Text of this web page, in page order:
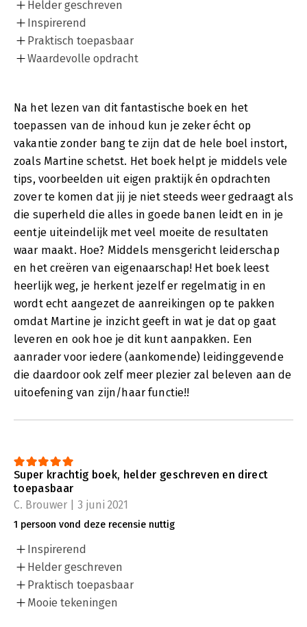
Helder geschreven
Inspirerend
Praktisch toepasbaar
Waardevolle opdracht
Na het lezen van dit fantastische boek en het
toepassen van de inhoud kun je zeker écht op
vakantie zonder bang te zijn dat de hele boel instort,
zoals Martine schetst. Het boek helpt je middels vele
tips, voorbeelden uit eigen praktijk én opdrachten
zover te komen dat jij je niet steeds weer gedraagt als
die superheld die alles in goede banen leidt en in je
eentje uiteindelijk met veel moeite de resultaten
waar maakt. Hoe? Middels mensgericht leiderschap
en het creëren van eigenaarschap! Het boek leest
heerlijk weg, je herkent jezelf er regelmatig in en
wordt echt aangezet de aanreikingen op te pakken
omdat Martine je inzicht geeft in wat je dat op gaat
leveren en ook hoe je dit kunt aanpakken. Een
aanrader voor iedere (aankomende) leidinggevende
die daardoor ook zelf meer plezier zal beleven aan de
uitoefening van zijn/haar functie!!
Super krachtig boek, helder geschreven en direct
toepasbaar
C. Brouwer | 3 juni 2021
1 persoon vond deze recensie nuttig
Inspirerend
Helder geschreven
Praktisch toepasbaar
Mooie tekeningen